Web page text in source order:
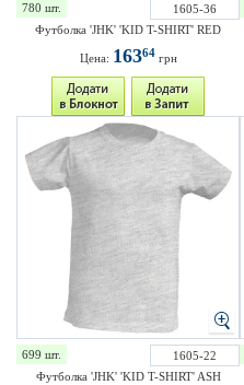
780 шт.
1605-36
Футболка 'JHK' 'KID T-SHIRT' RED
Цена: 16364грн
699 шт.
1605-22
Футболка 'JHK' 'KID T-SHIRT' ASH